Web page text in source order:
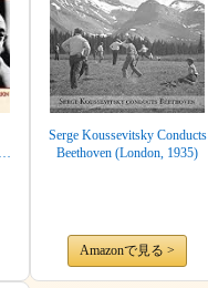
Serge Koussevitsky Conducts
Beethoven (London, 1935)
Amazonで見る >